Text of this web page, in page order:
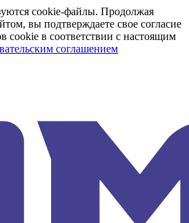
cookie-файлы. Продолжая
вы подтверждаете свое согласие
cookie в соответствии с настоящим
соглашением